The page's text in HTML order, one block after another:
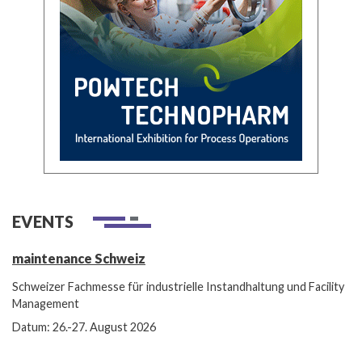
EVENTS
maintenance Schweiz
Schweizer Fachmesse für industrielle Instandhaltung und Facility
Management
Datum: 26.-27. August 2026